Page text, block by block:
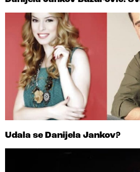
Udala se Danijela Jankov?